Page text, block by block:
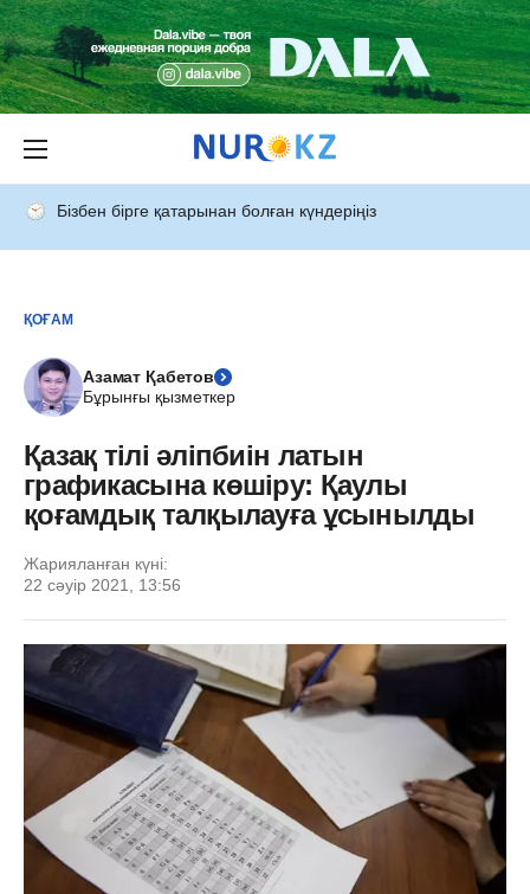
Бізбен бірге қатарынан болған күндеріңіз
ҚОҒАМ
Азамат Қабетов
Бұрынғы қызметкер
Қазақ тілі әліпбиін латын
графикасына көшіру: Қаулы
қоғамдық талқылауға ұсынылды
Жарияланған күні:
22 сәуір 2021, 13:56